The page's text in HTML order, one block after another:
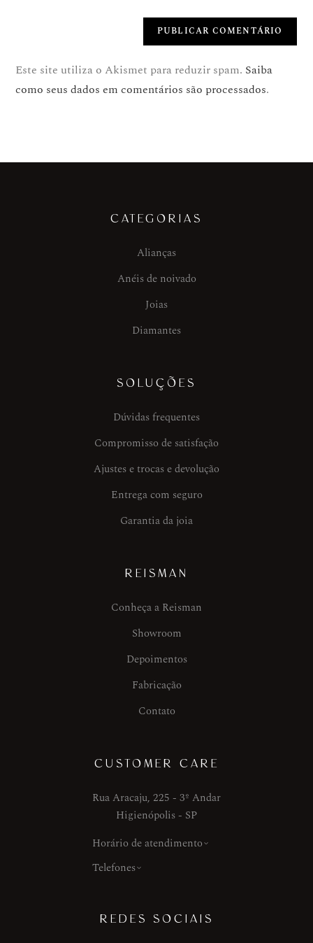
Este site utiliza o Akismet para reduzir spam. Saiba
como seus dados em comentários são processados.
CATEGORIAS
Alianças
Anéis de noivado
Joias
Diamantes
SOLUÇÕES
Dúvidas frequentes
Compromisso de satisfação
Ajustes e trocas e devolução
Entrega com seguro
Garantia da joia
REISMAN
Conheça a Reisman
Showroom
Depoimentos
Fabricação
Contato
CUSTOMER CARE
Rua Aracaju, 225 - 3º Andar
Higienópolis - SP
Horário de atendimento
Telefones
REDES SOCIAIS